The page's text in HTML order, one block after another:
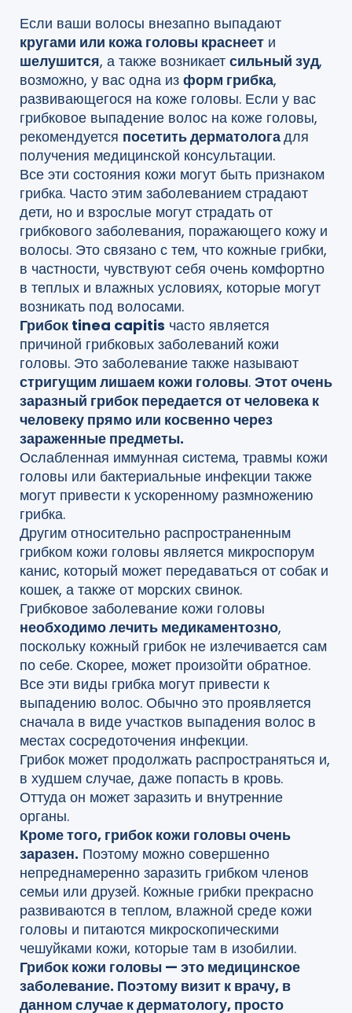
Если ваши волосы внезапно выпадают
кругами или кожа головы краснеет и
шелушится, а также возникает сильный зуд,
возможно, у вас одна из форм грибка,
развивающегося на коже головы. Если у вас
грибковое выпадение волос на коже головы,
рекомендуется посетить дерматологадля
получения медицинской консультации.
Все эти состояния кожи могут быть признаком
грибка. Часто этим заболеванием страдают
дети, но и взрослые могут страдать от
грибкового заболевания, поражающего кожу и
волосы. Это связано с тем, что кожные грибки,
в частности, чувствуют себя очень комфортно
в теплых и влажных условиях, которые могут
возникать под волосами.
Грибок tinea capitis часто является
причиной грибковых заболеваний кожи
головы. Это заболевание также называют
стригущим лишаем кожи головы. Этот очень
заразный грибок передается от человека к
человеку прямо или косвенно через
зараженные предметы.
Ослабленная иммунная система, травмы кожи
головы или бактериальные инфекции также
могут привести к ускоренному размножению
грибка.
Другим относительно распространенным
грибком кожи головы является микроспорум
канис, который может передаваться от собак и
кошек, а также от морских свинок.
Грибковое заболевание кожи головы
необходимо лечить медикаментозно,
поскольку кожный грибок не излечивается сам
по себе. Скорее, может произойти обратное.
Все эти виды грибка могут привести к
выпадению волос. Обычно это проявляется
сначала в виде участков выпадения волос в
местах сосредоточения инфекции.
Грибок может продолжать распространяться и,
в худшем случае, даже попасть в кровь.
Оттуда он может заразить и внутренние
органы.
Кроме того, грибок кожи головы очень
заразен. Поэтому можно совершенно
непреднамеренно заразить грибком членов
семьи или друзей. Кожные грибки прекрасно
развиваются в теплом, влажной среде кожи
головы и питаются микроскопическими
чешуйками кожи, которые там в изобилии.
Грибок кожи головы — это медицинское
заболевание. Поэтому визит к врачу, в
данном случае к дерматологу, просто